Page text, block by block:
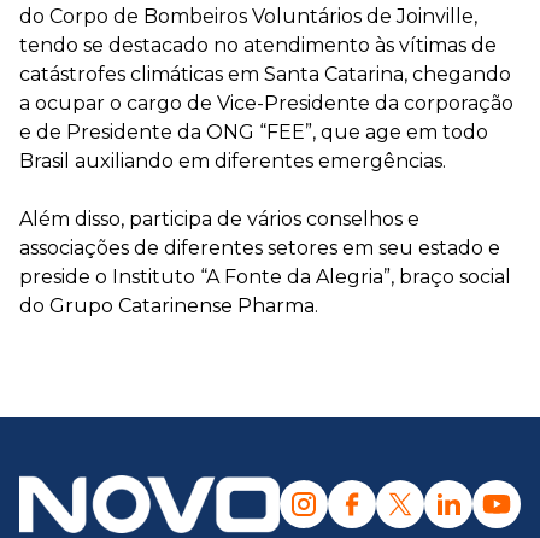
do Corpo de Bombeiros Voluntários de Joinville,
tendo se destacado no atendimento às vítimas de
catástrofes climáticas em Santa Catarina, chegando
a ocupar o cargo de Vice-Presidente da corporação
e de Presidente da ONG “FEE”, que age em todo
Brasil auxiliando em diferentes emergências.
Além disso, participa de vários conselhos e
associações de diferentes setores em seu estado e
preside o Instituto “A Fonte da Alegria”, braço social
do Grupo Catarinense Pharma.